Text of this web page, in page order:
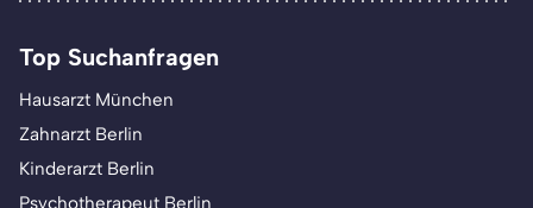
Top Suchanfragen
Hausarzt München
Zahnarzt Berlin
Kinderarzt Berlin
Psychotherapeut Berlin